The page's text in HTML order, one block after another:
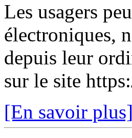
Les usagers
électroniques,
depuis leur
sur le site
[En savoir plus]